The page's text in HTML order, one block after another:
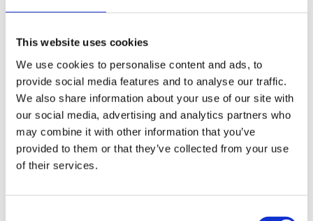
This website uses cookies
We use cookies to personalise content and ads, to
provide social media features and to analyse our traffic.
We also share information about your use of our site with
our social media, advertising and analytics partners who
may combine it with other information that you’ve
provided to them or that they’ve collected from your use
of their services.
Entrega rápida
Modelos CAD 3D
Serviço de engenharia
Estimated time:Fabricado por encomenda
Peça parte OE
Download PDF